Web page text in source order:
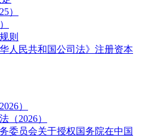
）
则
人民共和国公司法》注册资本
）
（2026）
委员会关于授权国务院在中国